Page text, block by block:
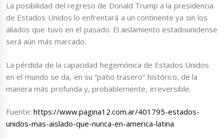
La posibilidad del regreso de Donald Trump a la presidencia
de Estados Unidos lo enfrentará a un continente ya sin los
aliados que tuvo en el pasado. El aislamiento estadounidense
será aún más marcado.
La pérdida de la capacidad hegemónica de Estados Unidos
en el mundo se da, en su “patio trasero” histórico, de la
manera más profunda y, probablemente, irreversible.
Fuente:https://www.pagina12.com.ar/401795-estados-
unidos-mas-aislado-que-nunca-en-america-latina